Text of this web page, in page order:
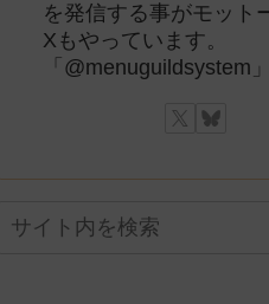
を発信する事がモット
Xもやっています。
「@menuguildsystem」